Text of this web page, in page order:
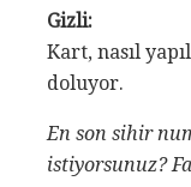
Gizli:
Kart, nasıl
doluyor.
En son sihir
istiyorsunuz?